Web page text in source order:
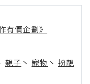
有價企劃》
親子 丶 寵物 丶 扮靚